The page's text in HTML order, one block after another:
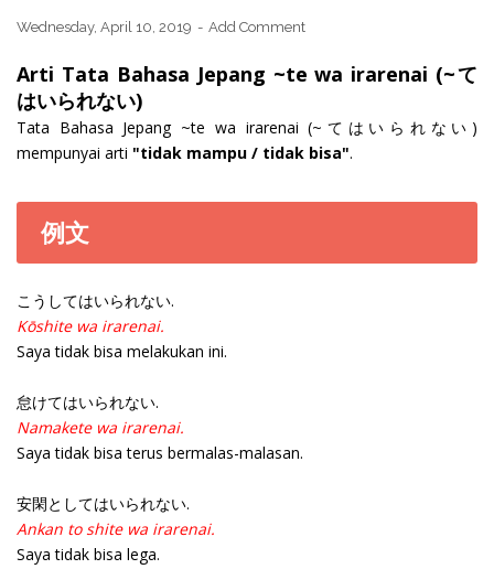
Wednesday, April 10, 2019 Add Comment
Arti Tata Bahasa Jepang ~te wa irarenai (~て
はいられない)
Tata Bahasa Jepang ~te wa irarenai (~てはいられない)
mempunyai arti "tidak mampu / tidak bisa".
例文
こうしてはいられない.
Kōshite wa irarenai.
Saya tidak bisa melakukan ini.
怠けてはいられない.
Namakete wa irarenai.
Saya tidak bisa terus bermalas-malasan.
安閑としてはいられない.
Ankan to shite wa irarenai.
Saya tidak bisa lega.